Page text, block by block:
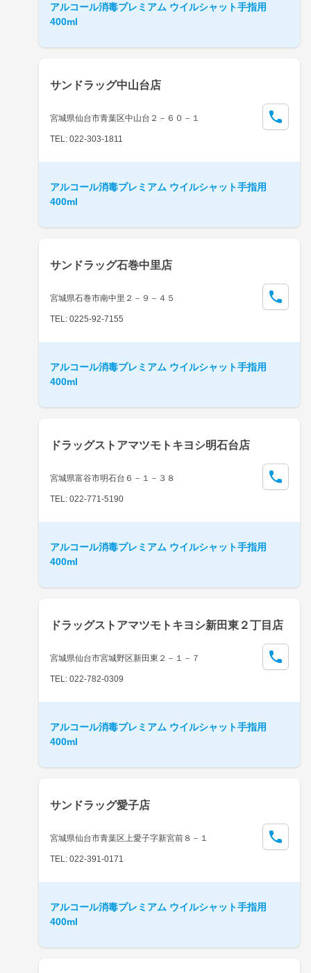
アルコール消毒プレミアム ウイルシャット手指用
400ml
サンドラッグ中山台店
宮城県仙台市青葉区中山台２－６０－１
TEL: 022-303-1811
アルコール消毒プレミアム ウイルシャット手指用
400ml
サンドラッグ石巻中里店
宮城県石巻市南中里２－９－４５
TEL: 0225-92-7155
アルコール消毒プレミアム ウイルシャット手指用
400ml
ドラッグストアマツモトキヨシ明石台店
宮城県富谷市明石台６－１－３８
TEL: 022-771-5190
アルコール消毒プレミアム ウイルシャット手指用
400ml
ドラッグストアマツモトキヨシ新田東２丁目店
宮城県仙台市宮城野区新田東２－１－７
TEL: 022-782-0309
アルコール消毒プレミアム ウイルシャット手指用
400ml
サンドラッグ愛子店
宮城県仙台市青葉区上愛子字新宮前８－１
TEL: 022-391-0171
アルコール消毒プレミアム ウイルシャット手指用
400ml